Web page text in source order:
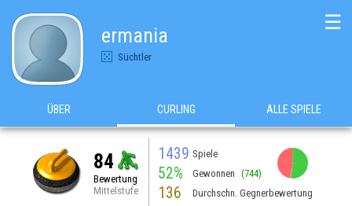
ermania
Süchtler
☰
ÜBER CURLING ALLE SPIELE
84
Bewertung
Mittelstufe
1439 Spiele
52% Gewonnen (744)
136 Durchschn. Gegnerbewertung